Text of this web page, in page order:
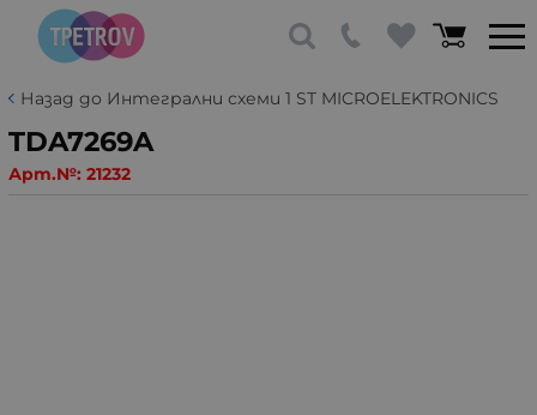
Назад до Интегрални схеми 1 ST MICROELEKTRONICS
TDA7269A
Арт.№: 21232